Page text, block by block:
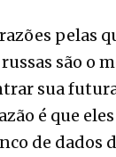
pelas
são o
sua
é que
de dados